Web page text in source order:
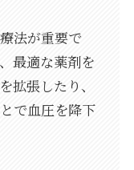
法が重要で
最適な薬剤を
拡張したり、
で血圧を降下